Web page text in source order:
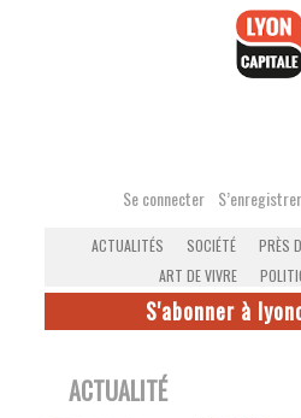
Se connecter S’enregistrer
ACTUALITÉS SOCIÉTÉ PRÈS
ART DE VIVRE
S'abonner à
ACTUALITÉ